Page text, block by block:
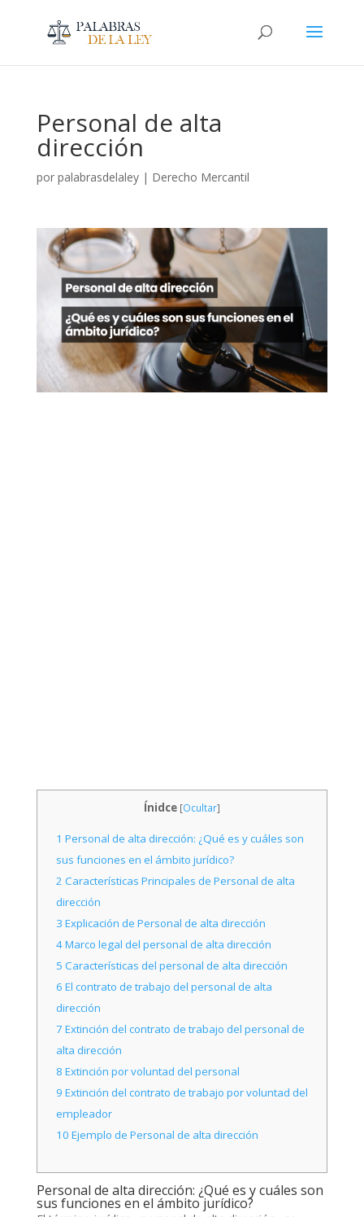
Personal de alta
dirección
por palabrasdelaley| Derecho Mercantil
Ínidce [Ocultar]
1 Personal de alta dirección: ¿Qué es y cuáles son
sus funciones en el ámbito jurídico?
2 Características Principales de Personal de alta
dirección
3 Explicación de Personal de alta dirección
4Marco legal del personal de alta dirección
5 Características del personal de alta dirección
6 El contrato de trabajo del personal de alta
dirección
7 Extinción del contrato de trabajo del personal de
alta dirección
8 Extinción por voluntad del personal
9 Extinción del contrato de trabajo por voluntad del
empleador
10 Ejemplo de Personal de alta dirección
Personal de alta dirección: ¿Qué es y cuáles son
sus funciones en el ámbito jurídico?